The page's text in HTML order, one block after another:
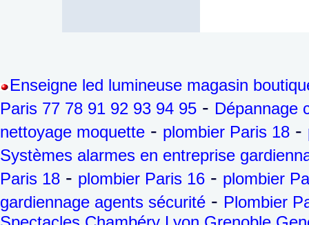
Enseigne led lumineuse magasin
Paris 77 78 91 92 93 94 95 - Dépannage
nettoyage moquette - plombier Paris 18 -
Systèmes alarmes en entreprise
Paris 18 - plombier Paris 16 - plombier
gardiennage agents sécurité - Plombier